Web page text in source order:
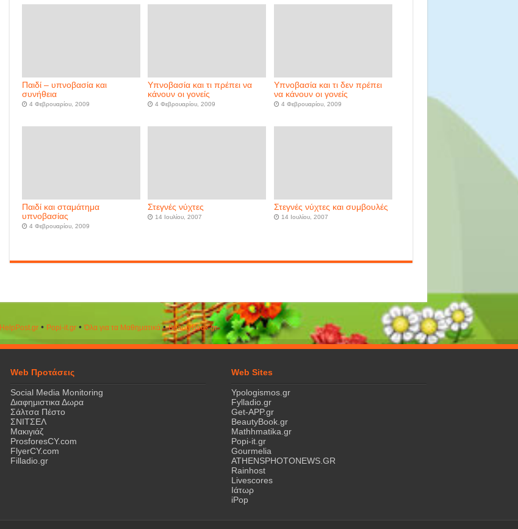
Παιδί – υπνοβασία και
συνήθεια
4 Φεβρουαρίου, 2009
Υπνοβασία και τι πρέπει να
κάνουν οι γονείς
4 Φεβρουαρίου, 2009
Υπνοβασία και τι δεν πρέπει
να κάνουν οι γονείς
4 Φεβρουαρίου, 2009
Παιδί και σταμάτημα
υπνοβασίας
4 Φεβρουαρίου, 2009
Στεγνές νύχτες
14 Ιουλίου, 2007
Στεγνές νύχτες και συμβουλές
14 Ιουλίου, 2007
HelpPost.gr• Popi-it.gr•Όλα για τα Μαθηματικά•ΒeautyΒook.gr
Web Προτάσεις
Social Media Monitoring
Διαφημιστικα Δωρα
Σάλτσα Πέστο
ΣΝΙΤΣΕΛ
Μακιγιάζ
ProsforesCY.com
FlyerCY.com
Filladio.gr
Web Sites
Ypologismos.gr
Fylladio.gr
Get-APP.gr
BeautyBook.gr
Mathhmatika.gr
Popi-it.gr
Gourmelia
ATHENSPHOTONEWS.GR
Rainhost
Livescores
Ιάτωρ
iPop